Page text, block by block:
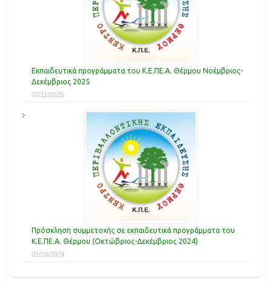
Εκπαιδευτικά προγράμματα του Κ.Ε.ΠΕ.Α. Θέρμου Νοέμβριος-
Δεκέμβριος 2025
07/11/2025
Πρόσκληση συμμετοχής σε εκπαιδευτικά προγράμματα του
Κ.Ε.ΠΕ.Α. Θέρμου (Οκτώβριος-Δεκέμβριος 2024)
01/10/2024